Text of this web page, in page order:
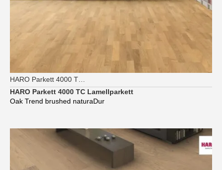
HARO Parkett 4000 TC Lamellparkett
Oak Trend brushed naturaDur